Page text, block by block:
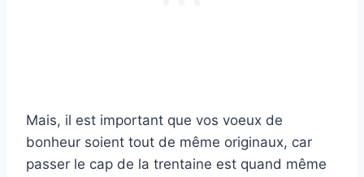
Mais, il est important que vos voeux de
bonheur soient tout de même originaux, car
passer le cap de la trentaine est quand même